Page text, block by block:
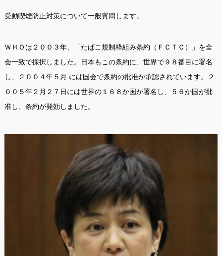
受動喫煙防止対策について一般質問します。
ＷＨＯは２００３年、「たばこ規制枠組み条約（ＦＣＴＣ）」を全
会一致で採択しました。日本もこの条約に、世界で９８番目に署名
し、２００４年５月 には国会で条約の批准が承認されています。２
００５年２月２７日には世界の１６８か国が署名し、５６か国が批
准し、条約が発効しました。